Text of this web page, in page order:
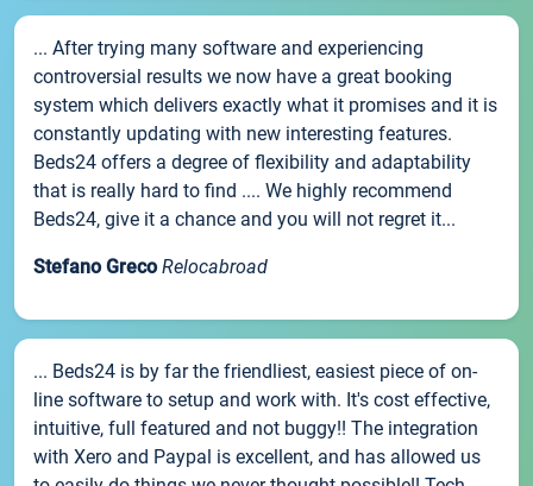
... After trying many software and experiencing
controversial results we now have a great booking
system which delivers exactly what it promises and it is
constantly updating with new interesting features.
Beds24 offers a degree of flexibility and adaptability
that is really hard to find .... We highly recommend
Beds24, give it a chance and you will not regret it...
Stefano Greco Relocabroad
... Beds24 is by far the friendliest, easiest piece of on-
line software to setup and work with. It's cost effective,
intuitive, full featured and not buggy!! The integration
with Xero and Paypal is excellent, and has allowed us